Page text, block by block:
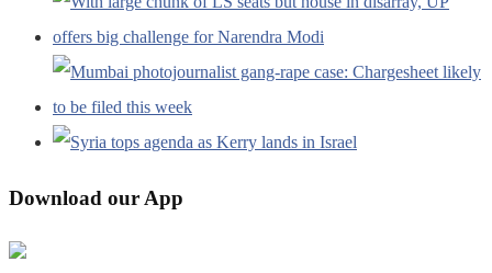
Download our App